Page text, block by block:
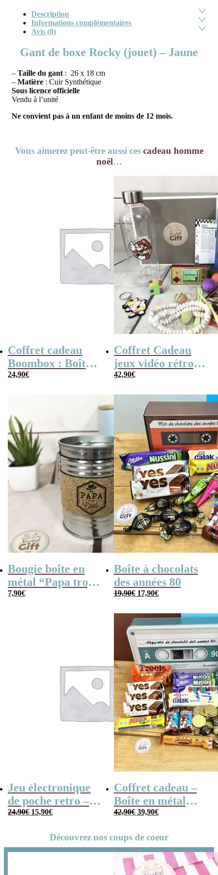
Description
Informations complémentaires
Avis (0)
Gant de boxe Rocky (jouet) – Jaune
– Taille du gant : 26 x 18 cm
– Matière : Cuir Synthétique
Sous licence officielle
Vendu à l’unité
Ne convient pas à un enfant de moins de 12 mois.
Vous aimerez peut-être aussi ces cadeau homme
noël…
Coffret cadeau
Boombox : Boîte
bonbons des
24,90€
Coffret Cadeau
jeux vidéo rétro
(avec sa console de
42,90€
Bougie boîte en
métal “Papa trop
cool” (gris)
7,90€
Boîte à chocolats
des années 80
19,90€ Le
prix
19,90€.
17,90€Le
prix
17,90€.
Jeu électronique
de poche retro –
Console vintage
24,90€ Le
prix
15,90€Le
prix
Coffret cadeau –
Boîte en métal
cassette –
années 80 – grand
coffret chocolat
original
42,90€ Le
prix
39,90€Le
prix
Découvrez nos coups de coeur